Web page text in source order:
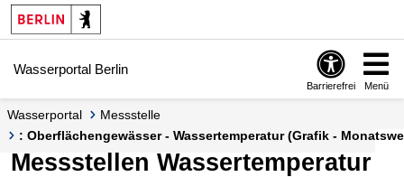
Springe zur Navigation
Springe zum Inhalt
Wasserportal Berlin
Barrierefrei Menü
Wasserportal
Messstelle
: Oberflächengewässer - Wassertemperatur (Grafik -
Messstellen Wassertemperatur